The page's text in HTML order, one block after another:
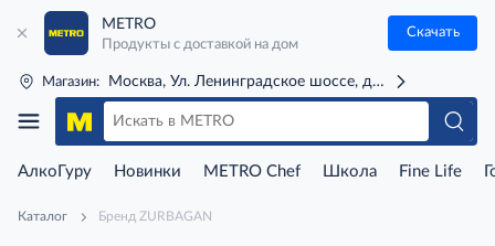
METRO
Продукты с доставкой на дом
Скачать
Магазин: Москва, Ул. Ленинградское шоссе, д. 71Г (м. Речной
АлкоГуру Новинки METRO Chef Школа Fine Life
Каталог Бренд ZURBAGAN